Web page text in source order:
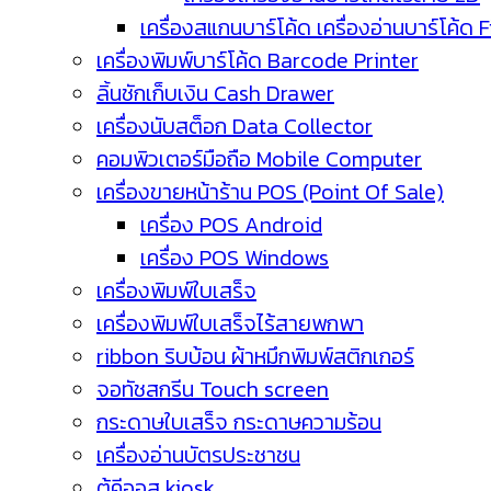
เครื่องสแกนบาร์โค้ด เครื่องอ่านบาร์โค้ด
เครื่องพิมพ์บาร์โค้ด Barcode Printer
ลิ้นชักเก็บเงิน Cash Drawer
เครื่องนับสต็อก Data Collector
คอมพิวเตอร์มือถือ Mobile Computer
เครื่องขายหน้าร้าน POS (Point Of Sale)
เครื่อง POS Android
เครื่อง POS Windows
เครื่องพิมพ์ใบเสร็จ
เครื่องพิมพ์ใบเสร็จไร้สายพกพา
ribbon ริบบ้อน ผ้าหมึกพิมพ์สติกเกอร์
จอทัชสกรีน Touch screen
กระดาษใบเสร็จ กระดาษความร้อน
เครื่องอ่านบัตรประชาชน